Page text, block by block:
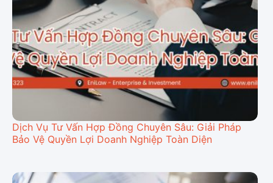
Dịch Vụ Tư Vấn Hợp Đồng Chuyên Sâu: Giải Pháp
Bảo Vệ Quyền Lợi Doanh Nghiệp Toàn Diện